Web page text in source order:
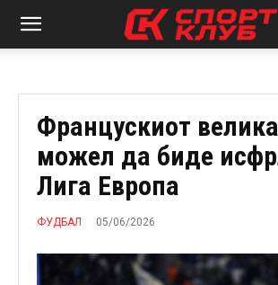
Францускиот
можел да биде
Лига Европа
ФУДБАЛ 05/06/2026